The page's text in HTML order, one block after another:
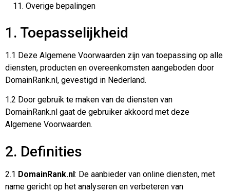
Overige bepalingen
1. Toepasselijkheid
1.1 Deze Algemene Voorwaarden zijn van toepassing op alle
diensten, producten en overeenkomsten aangeboden door
DomainRank.nl, gevestigd in Nederland.
1.2 Door gebruik te maken van de diensten van
DomainRank.nl gaat de gebruiker akkoord met deze
Algemene Voorwaarden.
2. Definities
2.1 DomainRank.nl: De aanbieder van online diensten, met
name gericht op het analyseren en verbeteren van